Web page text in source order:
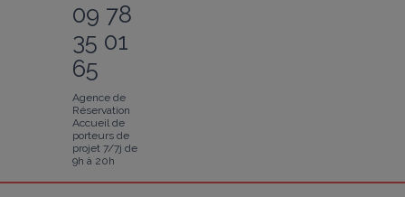
09 78
35 01
65
Agence de
Réservation
Accueil de
porteurs de
projet 7/7j de
9h à 20h